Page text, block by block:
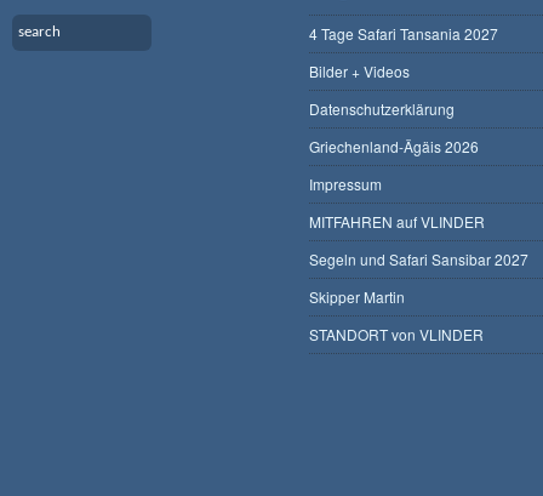
4 Tage Safari Tansania 2027
Bilder + Videos
Datenschutzerklärung
Griechenland-Ägäis 2026
Impressum
MITFAHREN auf VLINDER
Segeln und Safari Sansibar 2027
Skipper Martin
STANDORT von VLINDER